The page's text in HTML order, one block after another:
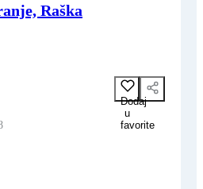
Raška
Dodaj
u
favorite